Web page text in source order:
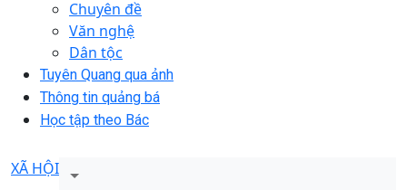
Chuyên đề
Văn nghệ
Dân tộc
Tuyên Quang qua ảnh
Thông tin quảng bá
Học tập theo Bác
XÃ HỘI